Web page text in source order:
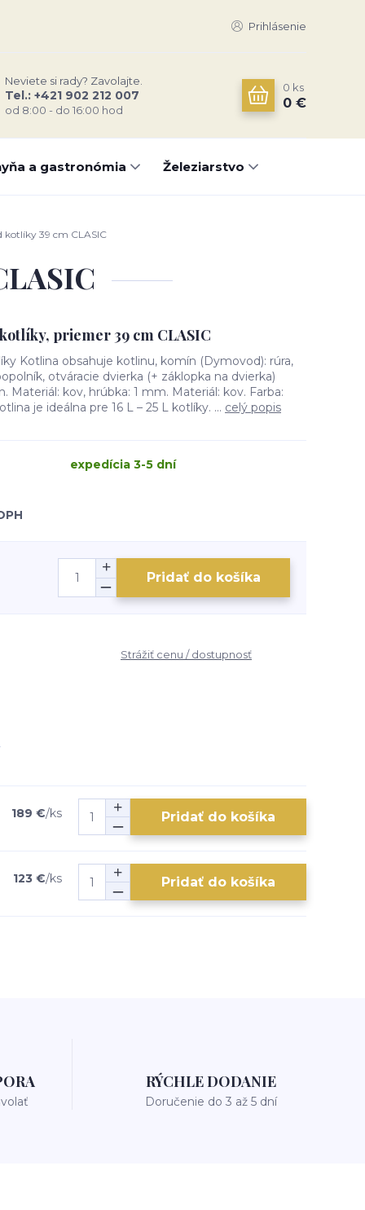
Prihlásenie
Neviete si rady? Zavolajte.
Tel.: +421 902 212 007
od 8:00 - do 16:00 hod
0 ks
0 €
a gastronómia Železiarstvo
kotlíky 39 cm CLASIC
priemer 39 cm CLASIC
Kotlina obsahuje kotlinu, komín (Dymovod): rúra,
otváracie dvierka (+ záklopka na dvierka)
Materiál: kov, hrúbka: 1 mm. Materiál: kov. Farba:
je ideálna pre 16 L – 25 L kotlíky. ... celý popis
expedícia 3-5 dní
Pridať do košíka
Strážiť cenu / dostupnosť
189 €/ks Pridať do košíka
123 €/ks Pridať do košíka
RÝCHLE DODANIE
Doručenie do 3 až 5 dní